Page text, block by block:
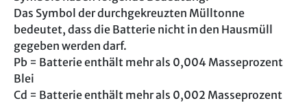
Das Symbol der durchgekreuzten Mülltonne
bedeutet, dass die Batterie nicht in den Hausmüll
gegeben werden darf.
Pb = Batterie enthält mehr als 0,004 Masseprozent
Blei
Cd = Batterie enthält mehr als 0,002 Masseprozent